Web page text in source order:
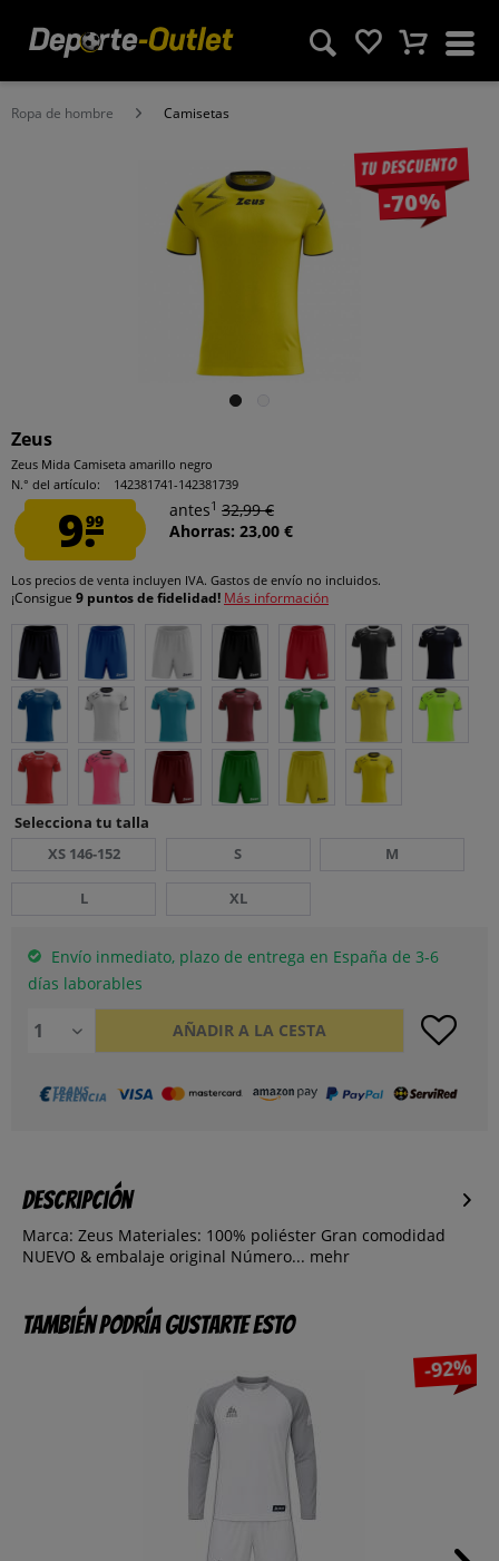
Ropa de hombre Camisetas
Tu descuento
-70%
Zeus
Zeus Mida Camiseta amarillo negro
N.° del artículo:
142381741-142381739
9.99
antes1 32,99 €
Ahorras: 23,00 €
Los precios de venta incluyen IVA. Gastos de envío no incluidos.
¡Consigue 9 puntos de fidelidad! Más información
Selecciona tu talla
XS 146-152
S M
L XL
Envío inmediato, plazo de entrega en España de 3-6
días laborables
AÑADIR A LA CESTA
Descripción
Marca: Zeus Materiales: 100% poliéster Gran comodidad
NUEVO & embalaje original Número... mehr
También podría gustarte esto
-92%